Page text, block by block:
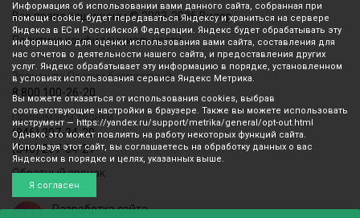
Все права защищены © 2003-2026 Вилор
Политика конфиденциальности
Звонок по России бесплатный
8 800 100-26-20
Принимаем звонки
(846) 207-34-20
(846) 207-34-21
Обратный звонок
Разработка сайта
Информация об использовании вами данного сайта, собранная при
помощи cookie, будет передаваться Яндексу и храниться на сервере
Яндекса в ЕС и Российской Федерации. Яндекс будет обрабатывать эту
информацию для оценки использования вами сайта, составления для
нас отчетов о деятельности нашего сайта, и предоставления других
услуг. Яндекс обрабатывает эту информацию в порядке, установленном
в условиях использования сервиса Яндекс Метрика.
Вы можете отказаться от использования cookies, выбрав
соответствующие настройки в браузере. Также вы можете использовать
инструмент — https://yandex.ru/support/metrika/general/opt-out.html
Однако это может повлиять на работу некоторых функций сайта.
Используя этот сайт, вы соглашаетесь на обработку данных о вас
Яндексом в порядке и целях, указанных выше.
Я согласен